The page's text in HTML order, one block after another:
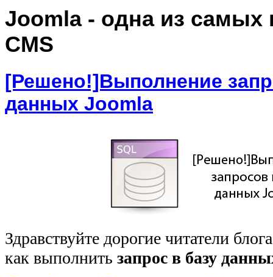
Joomla - одна из самых
CMS
[Решено!]Выполнение
данных Joomla
Здравствуйте дорогие читатели
как выполнить запрос в базу